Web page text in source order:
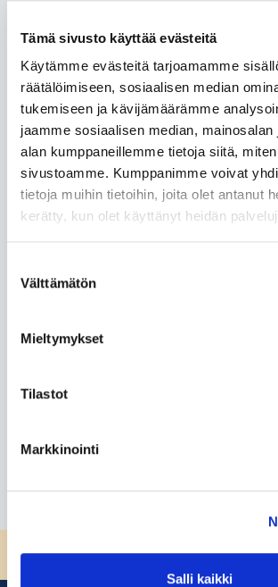
Tämä sivusto käyttää evästeitä
Käytämme evästeitä tarjoamamme
räätälöimiseen, sosiaalisen median
tukemiseen ja kävijämäärämme
jaamme sosiaalisen median,
alan kumppaneillemme tietoja siitä,
sivustoamme. Kumppanimme voivat
tietoja muihin tietoihin, joita olet antanut
kerätty, kun olet käyttänyt heidän
valinta
Välttämätön
Mieltymykset
Tilastot
Markkinointi
Salli kaikki
Feedback for Mitä
tarkoittaa käytännössä
Pohdinnoissa pyydetään miettimään
mahdollisuuksia kiertotaloudessa.
että lukija tuntee tekoälyn
mihin sillä pystyy. Kurssin sisältö
kiertotalouteen,
Feedback for
Sivun alkuun